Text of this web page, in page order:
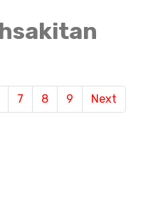
7 8 9 Next